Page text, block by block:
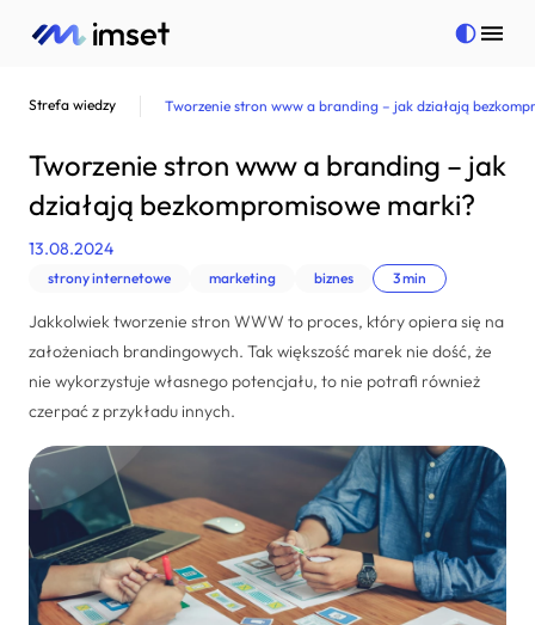
Aplikacje mobilne
Bezpieczeństwo
Pełna oferta
Strony internetowe
Aplikacje mobilne
Marketing internetowy
Doradztwo technologiczne
Dedykowane rozwiązania
Zarządzanie projektami IT
Więcej
Realizacje
Kariera
Polityka prywatności
Kontakt
Strefa wiedzy Tworzenie stron www a branding – jak działają
Tworzenie stron www a branding – jak
działają bezkompromisowe marki?
13.08.2024
strony internetowe marketing biznes 3 min
Jakkolwiek tworzenie stron WWW to proces, który opiera się na
założeniach brandingowych. Tak większość marek nie dość, że
nie wykorzystuje własnego potencjału, to nie potrafi również
czerpać z przykładu innych.